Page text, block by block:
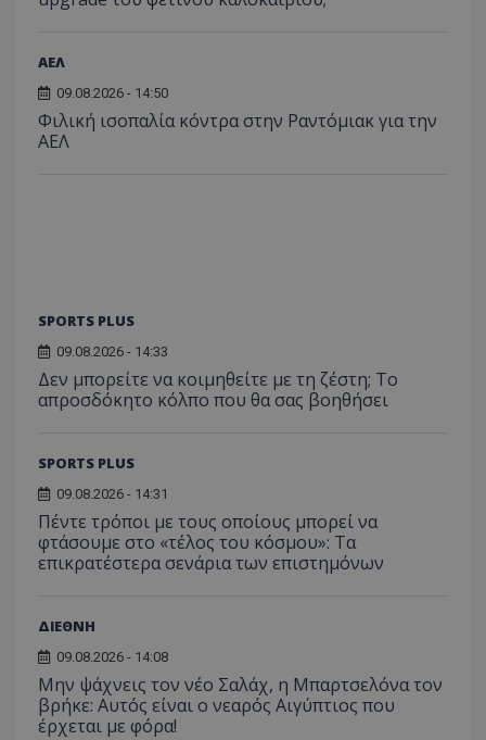
ΑΕΛ
09.08.2026 - 14:50
Φιλική ισοπαλία κόντρα στην Ραντόμιακ για την
ΑΕΛ
SPORTS PLUS
09.08.2026 - 14:33
Δεν μπορείτε να κοιμηθείτε με τη ζέστη; Το
απροσδόκητο κόλπο που θα σας βοηθήσει
SPORTS PLUS
09.08.2026 - 14:31
Πέντε τρόποι με τους οποίους μπορεί να
φτάσουμε στο «τέλος του κόσμου»: Τα
επικρατέστερα σενάρια των επιστημόνων
ΔΙΕΘΝΗ
09.08.2026 - 14:08
Μην ψάχνεις τον νέο Σαλάχ, η Μπαρτσελόνα τον
βρήκε: Αυτός είναι ο νεαρός Αιγύπτιος που
έρχεται με φόρα!